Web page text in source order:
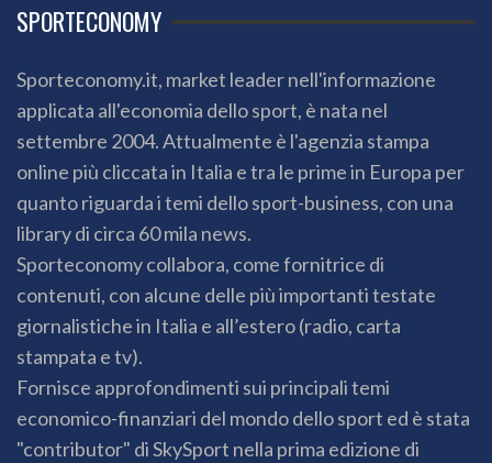
SPORTECONOMY
Sporteconomy.it, market leader nell'informazione
applicata all'economia dello sport, è nata nel
settembre 2004. Attualmente è l'agenzia stampa
online più cliccata in Italia e tra le prime in Europa per
quanto riguarda i temi dello sport-business, con una
library di circa 60 mila news.
Sporteconomy collabora, come fornitrice di
contenuti, con alcune delle più importanti testate
giornalistiche in Italia e all’estero (radio, carta
stampata e tv).
Fornisce approfondimenti sui principali temi
economico-finanziari del mondo dello sport ed è stata
"contributor" di SkySport nella prima edizione di